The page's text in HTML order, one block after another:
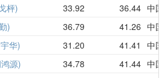
枰) 33.92 36.44 中国
) 36.79 41.26 中国
华) 31.20 41.41
中国
源) 34.78 41.44 中国